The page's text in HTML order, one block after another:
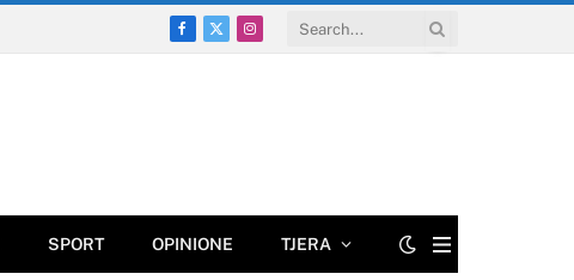
Facebook
X
Instagram
SPORT OPINIONE TJERA